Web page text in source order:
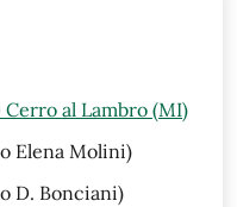
Cerro al Lambro (MI)
Elena Molini)
D. Bonciani)